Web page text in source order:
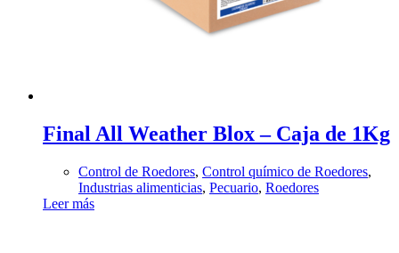
Final All Weather Blox – Caja de 1Kg
Control de Roedores, Control químico de Roedores,
Industrias alimenticias, Pecuario, Roedores
Leer más